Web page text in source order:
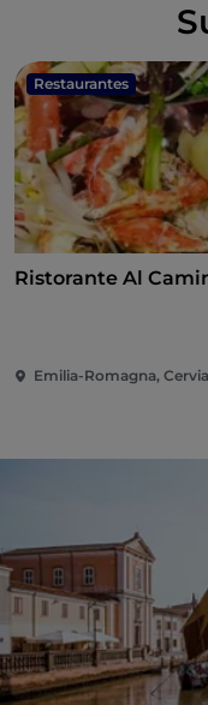
Restaurantes
Ristorante Al
Emilia-Romagna, Cervia